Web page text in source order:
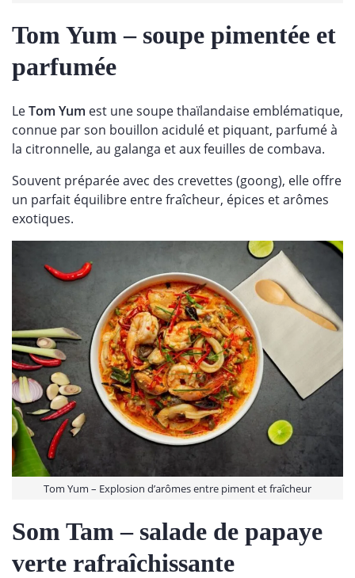
Tom Yum – soupe pimentée et
parfumée
LeTom Yum est une soupe thaïlandaise emblématique,
connue par son bouillon acidulé et piquant, parfumé à
la citronnelle, au galanga et aux feuilles de combava.
Souvent préparée avec des crevettes (goong), elle offre
un parfait équilibre entre fraîcheur, épices et arômes
exotiques.
Tom Yum – Explosion d’arômes entre piment et fraîcheur
Som Tam – salade de papaye
verte rafraîchissante